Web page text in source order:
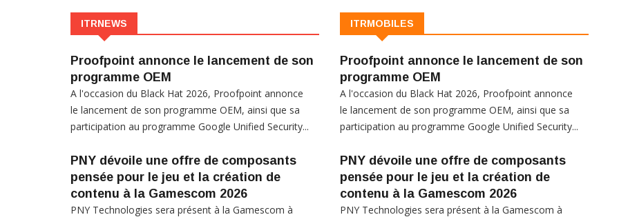
ITRNEWS
Proofpoint annonce le lancement de son
programme OEM
A l'occasion du Black Hat 2026, Proofpoint annonce
le lancement de son programme OEM, ainsi que sa
participation au programme Google Unified Security...
PNY dévoile une offre de composants
pensée pour le jeu et la création de
contenu à la Gamescom 2026
PNY Technologies sera présent à la Gamescom à
ITRMOBILES
Proofpoint annonce le lancement de son
programme OEM
A l'occasion du Black Hat 2026, Proofpoint annonce
le lancement de son programme OEM, ainsi que sa
participation au programme Google Unified Security...
PNY dévoile une offre de composants
pensée pour le jeu et la création de
contenu à la Gamescom 2026
PNY Technologies sera présent à la Gamescom à